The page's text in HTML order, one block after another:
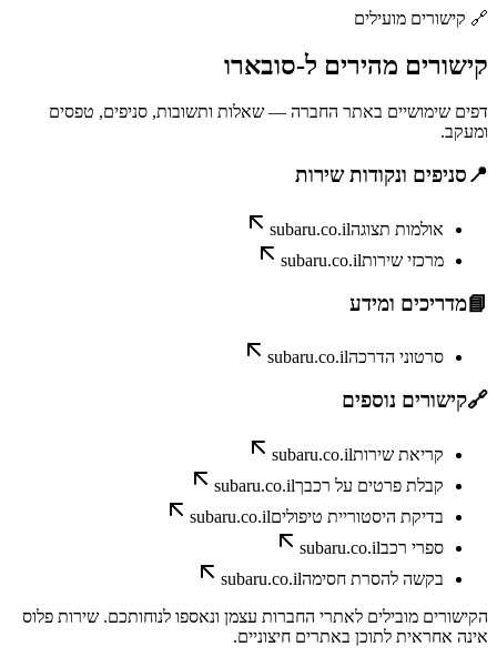
🔗 קישורים מועילים
קישורים מהירים ל-סובארו
דפים שימושיים באתר החברה — שאלות ותשובות, סניפים, טפסים
ומעקב.
📍סניפים ונקודות שירות
אולמות תצוגהsubaru.co.il
מרכזי שירותsubaru.co.il
📘מדריכים ומידע
סרטוני הדרכהsubaru.co.il
🔗קישורים נוספים
קריאת שירותsubaru.co.il
קבלת פרטים על רכבךsubaru.co.il
בדיקת היסטוריית טיפוליםsubaru.co.il
ספרי רכבsubaru.co.il
בקשה להסרת חסימהsubaru.co.il
הקישורים מובילים לאתרי החברות עצמן ונאספו לנוחותכם. שירות פלוס
אינה אחראית לתוכן באתרים חיצוניים.